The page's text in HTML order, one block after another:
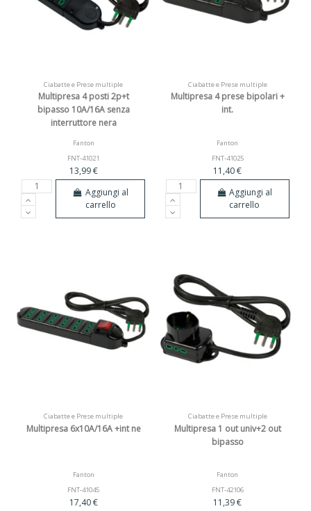
Ciabatte e Prese multiple
Multipresa 4 posti 2p+t
bipasso 10A/16A senza
interruttore nera
Fanton
FNT-41021
13,99 €
Aggiungi al
carrello
Ciabatte e Prese multiple
Multipresa 4 prese bipolari +
int.
Fanton
FNT-41025
11,40 €
Aggiungi al
carrello
Ciabatte e Prese multiple
Multipresa 6x10A/16A +int ne
Fanton
FNT-41045
17,40 €
Ciabatte e Prese multiple
Multipresa 1 out univ+2 out
bipasso
Fanton
FNT-42106
11,39 €